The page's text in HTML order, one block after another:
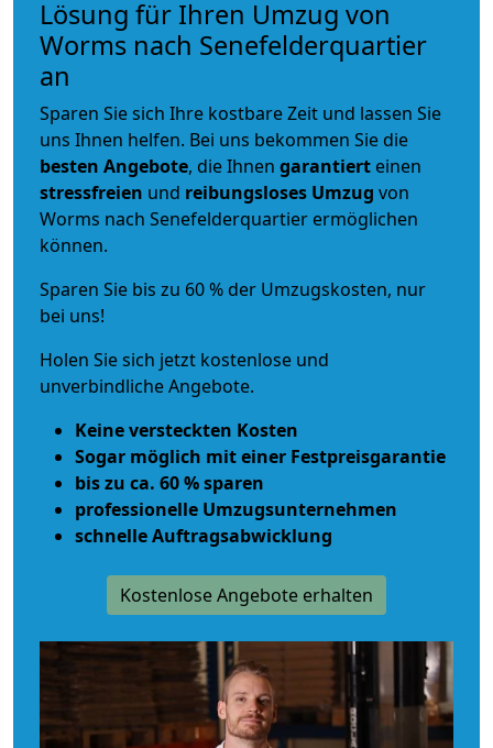
Lösung für Ihren Umzug von
Worms nach Senefelderquartier
an
Sparen Sie sich Ihre kostbare Zeit und lassen Sie
uns Ihnen helfen. Bei uns bekommen Sie die
besten Angebote, die Ihnen garantiert einen
stressfreien und reibungsloses Umzug von
Worms nach Senefelderquartier ermöglichen
können.
Sparen Sie bis zu 60 % der Umzugskosten, nur
bei uns!
Holen Sie sich jetzt kostenlose und
unverbindliche Angebote.
Keine versteckten Kosten
Sogar möglich mit einer Festpreisgarantie
bis zu ca. 60 % sparen
professionelle Umzugsunternehmen
schnelle Auftragsabwicklung
Kostenlose Angebote erhalten